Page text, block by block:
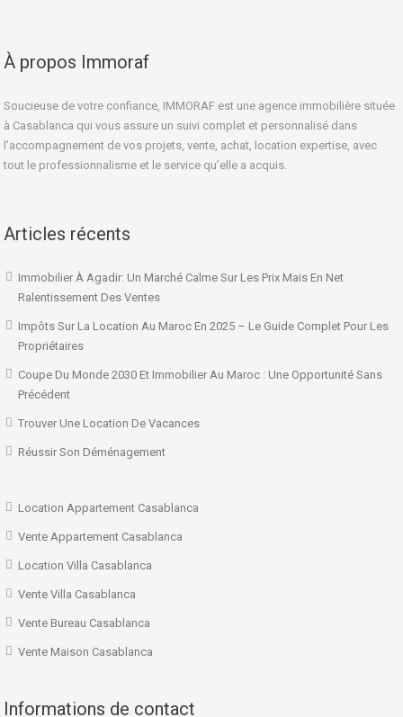
À propos Immoraf
Soucieuse de votre confiance, IMMORAF est une agence immobilière située
à Casablanca qui vous assure un suivi complet et personnalisé dans
l’accompagnement de vos projets, vente, achat, location expertise, avec
tout le professionnalisme et le service qu’elle a acquis.
Articles récents
Immobilier À Agadir: Un Marché Calme Sur Les Prix Mais En Net
Ralentissement Des Ventes
Impôts Sur La Location Au Maroc En 2025 – Le Guide Complet Pour Les
Propriétaires
Coupe Du Monde 2030 Et Immobilier Au Maroc : Une Opportunité Sans
Précédent
Trouver Une Location De Vacances
Réussir Son Déménagement
Location Appartement Casablanca
Vente Appartement Casablanca
Location Villa Casablanca
Vente Villa Casablanca
Vente Bureau Casablanca
Vente Maison Casablanca
Informations de contact